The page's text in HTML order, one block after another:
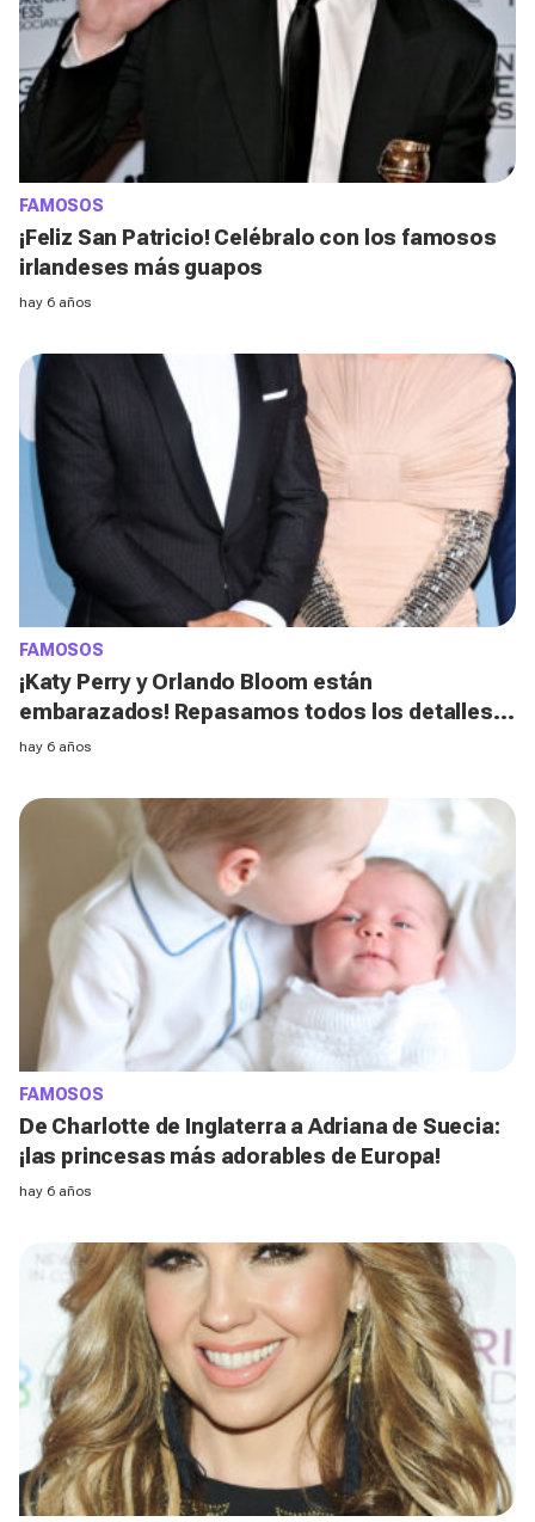
FAMOSOS
¡Feliz San Patricio! Celébralo con los famosos
irlandeses más guapos
hay 6 años
FAMOSOS
¡Katy Perry y Orlando Bloom están
embarazados! Repasamos todos los detalles
de su historia de amor
hay 6 años
FAMOSOS
De Charlotte de Inglaterra a Adriana de Suecia:
¡las princesas más adorables de Europa!
hay 6 años